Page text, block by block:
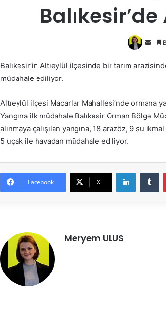
Balıkesir’de
Bir
posta
Balıkesir’in Altıeylül ilçesinde bir tarım
müdahale ediliyor.
Altıeylül ilçesi Macarlar Mahallesi’nde ormana
Yangına ilk müdahale Balıkesir Orman Bölge
alınmaya çalışılan yangına, 18 arazöz, 9 su
5 uçak ile havadan müdahale ediliyor.
Facebook X
LinkedIn
Meryem ULUS